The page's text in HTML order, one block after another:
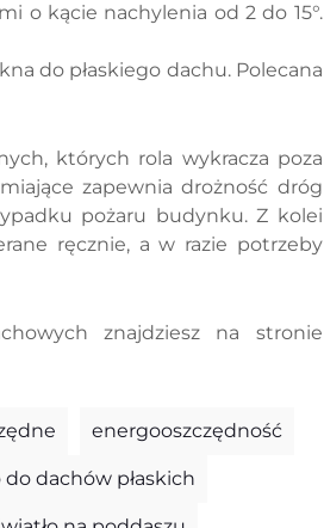
o kącie nachylenia od 2 do 15°.
do płaskiego dachu. Polecana
których rola wykracza poza
zapewnia drożność dróg
pożaru budynku. Z kolei
ręcznie, a w razie potrzeby
znajdziesz na stronie
energooszczędność
dachów płaskich